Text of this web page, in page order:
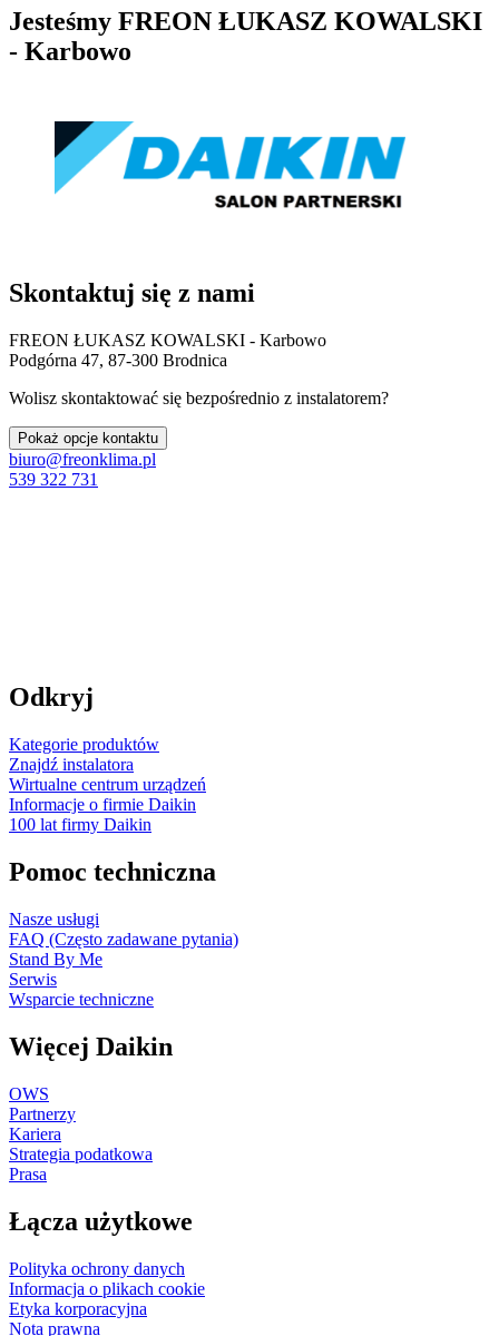
Jesteśmy FREON ŁUKASZ KOWALSKI
- Karbowo
Skontaktuj się z nami
FREON ŁUKASZ KOWALSKI - Karbowo
Podgórna 47, 87-300 Brodnica
Wolisz skontaktować się bezpośrednio z instalatorem?
Pokaż opcje kontaktu
biuro@freonklima.pl
539 322 731
Odkryj
Kategorie produktów
Znajdź instalatora
Wirtualne centrum urządzeń
Informacje o firmie Daikin
100 lat firmy Daikin
Pomoc techniczna
Nasze usługi
FAQ (Często zadawane pytania)
Stand By Me
Serwis
Wsparcie techniczne
Więcej Daikin
OWS
Partnerzy
Kariera
Strategia podatkowa
Prasa
Łącza użytkowe
Polityka ochrony danych
Informacja o plikach cookie
Etyka korporacyjna
Nota prawna